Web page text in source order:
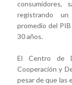
consumidores,
registrando
promedio del
30 años.
El Centro de
Cooperación y
pesar de que las